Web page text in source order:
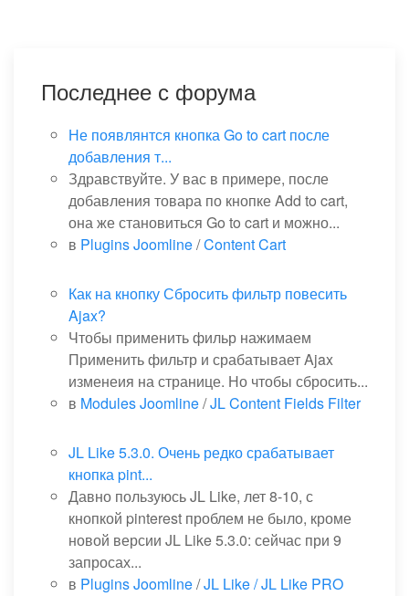
Последнее с форума
Не появлянтся кнопка Go to cart после
добавления т...
Здравствуйте. У вас в примере, после
добавления товара по кнопке Add to cart,
она же становиться Go to cart и можно...
в Plugins Joomline/Content Cart
Как на кнопку Сбросить фильтр повесить
Ajax?
Чтобы применить фильр нажимаем
Применить фильтр и срабатывает Ajax
изменеия на странице. Но чтобы сбросить...
в Modules Joomline/JL Content Fields Filter
JL Like 5.3.0. Очень редко срабатывает
кнопка pint...
Давно пользуюсь JL Like, лет 8-10, с
кнопкой pinterest проблем не было, кроме
новой версии JL Like 5.3.0: сейчас при 9
запросах...
в Plugins Joomline/JL Like / JL Like PRO